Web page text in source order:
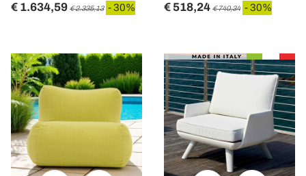
€ 1.634,59 € 2.335,13 - 30% € 518,24 € 740,34 - 30%